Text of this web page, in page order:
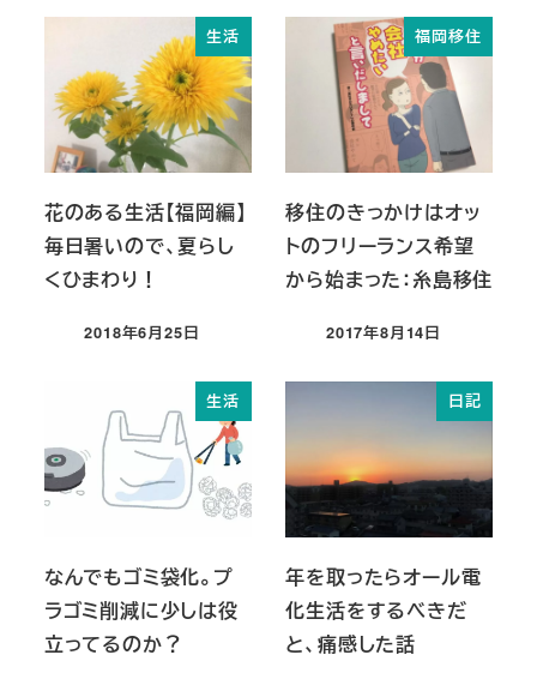
生活
花のある生活【福岡編】
毎日暑いので、夏らし
くひまわり！
投稿日
2018年6月25日
福岡移住
移住のきっかけはオッ
トのフリーランス希望
から始まった：糸島移住
投稿日
2017年8月14日
生活
なんでもゴミ袋化。プ
ラゴミ削減に少しは役
立ってるのか？
日記
年を取ったらオール電
化生活をするべきだ
と、痛感した話